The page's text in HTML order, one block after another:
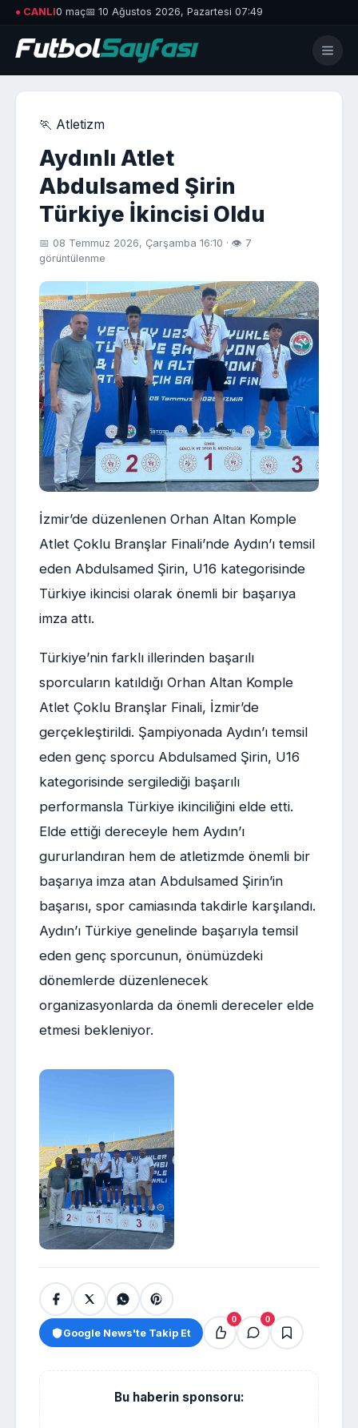
● CANLI0 maç📅 10 Ağustos 2026, Pazartesi 07:49
🏃 Atletizm
Aydınlı Atlet
Abdulsamed Şirin
Türkiye İkincisi Oldu
📅 08 Temmuz 2026, Çarşamba 16:10 · 👁 7
görüntülenme
İzmir’de düzenlenen Orhan Altan Komple
Atlet Çoklu Branşlar Finali’nde Aydın’ı temsil
eden Abdulsamed Şirin, U16 kategorisinde
Türkiye ikincisi olarak önemli bir başarıya
imza attı.
Türkiye’nin farklı illerinden başarılı
sporcuların katıldığı Orhan Altan Komple
Atlet Çoklu Branşlar Finali, İzmir’de
gerçekleştirildi. Şampiyonada Aydın’ı temsil
eden genç sporcu Abdulsamed Şirin, U16
kategorisinde sergilediği başarılı
performansla Türkiye ikinciliğini elde etti.
Elde ettiği dereceyle hem Aydın’ı
gururlandıran hem de atletizmde önemli bir
başarıya imza atan Abdulsamed Şirin’in
başarısı, spor camiasında takdirle karşılandı.
Aydın’ı Türkiye genelinde başarıyla temsil
eden genç sporcunun, önümüzdeki
dönemlerde düzenlenecek
organizasyonlarda da önemli dereceler elde
etmesi bekleniyor.
Google News'te Takip Et
0 0
Bu haberin sponsoru: